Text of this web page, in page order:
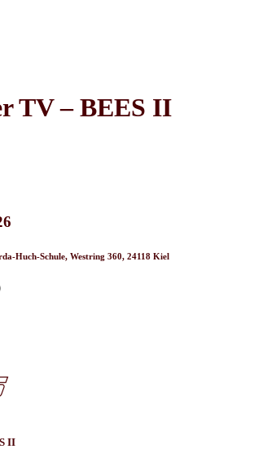
TV – BEES II
Huch-Schule, Westring 360, 24118 Kiel
II